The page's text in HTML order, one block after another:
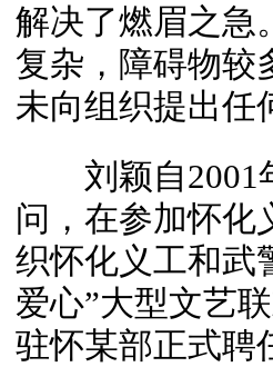
解决了燃眉之急
复杂，障碍物较
未向组织提出任
刘颖自2001年
问，在参加怀化
织怀化义工和武
爱心”大型文艺
驻怀某部正式聘